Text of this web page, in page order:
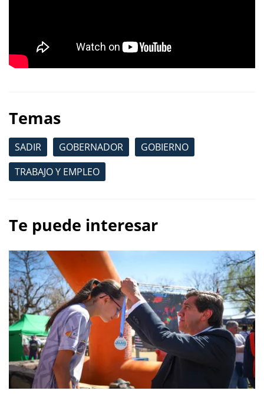
Temas
SADIR GOBERNADOR
GOBIERNO
TRABAJO Y EMPLEO
Te puede interesar